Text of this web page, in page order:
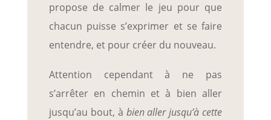
propose de calmer le jeu pour que
chacun puisse s’exprimer et se faire
entendre, et pour créer du nouveau.
Attention cependant à ne pas
s’arrêter en chemin et à bien aller
jusqu’au bout, à bien aller jusqu’à cette